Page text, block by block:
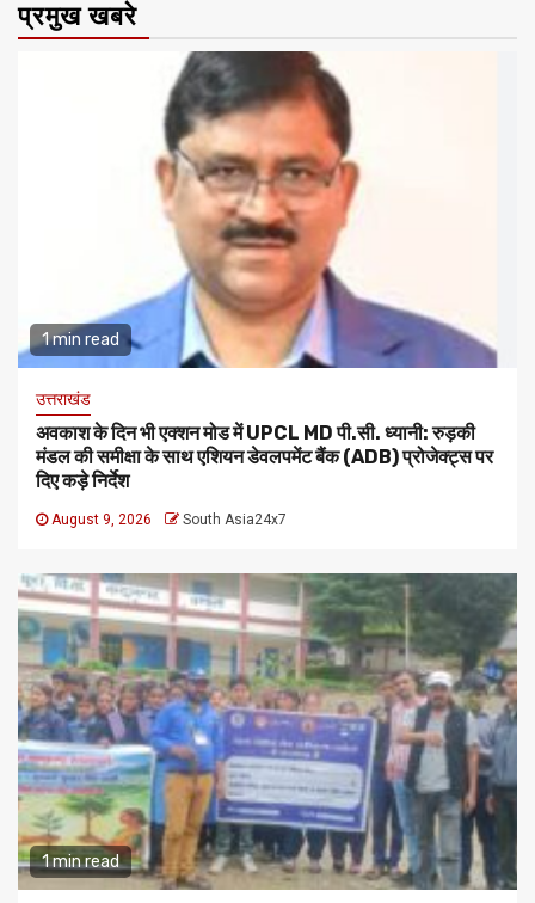
प्रमुख खबरे
1 min read
उत्तराखंड
अवकाश के दिन भी एक्शन मोड में UPCL MD पी.सी. ध्यानी: रुड़की
मंडल की समीक्षा के साथ एशियन डेवलपमेंट बैंक (ADB) प्रोजेक्ट्स पर
दिए कड़े निर्देश
August 9, 2026 South Asia24x7
1 min read